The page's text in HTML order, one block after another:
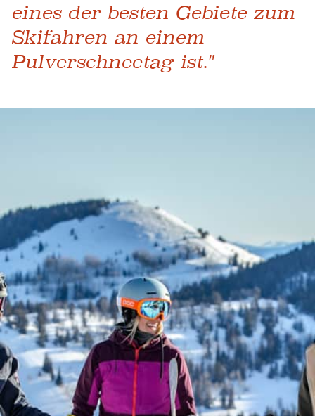
eines der besten Gebiete zum
Skifahren an einem
Pulverschneetag ist."